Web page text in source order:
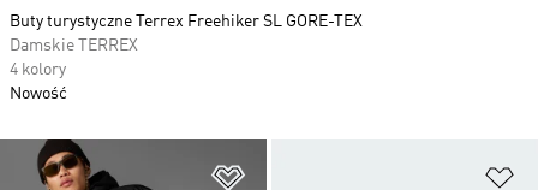
Buty turystyczne Terrex Freehiker SL GORE-TEX
Damskie TERREX
4 kolory
Nowość